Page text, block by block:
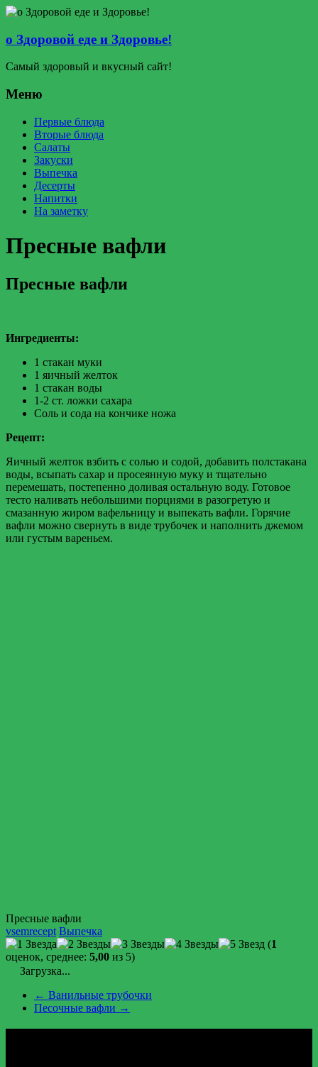
о Здоровой еде и Здоровье!
Самый здоровый и вкусный сайт!
Меню
Первые блюда
Вторые блюда
Салаты
Закуски
Выпечка
Десерты
Напитки
На заметку
Пресные вафли
Пресные вафли
Ингредиенты:
1 стакан муки
1 яичный желток
1 стакан воды
1-2 ст. ложки сахара
Соль и сода на кончике ножа
Рецепт:
Яичный желток взбить с солью и содой, добавить полстакана
воды, всыпать сахар и просеянную муку и тщательно
перемешать, постепенно доливая остальную воду. Готовое
тесто наливать небольшими порциями в разогретую и
смазанную жиром вафельницу и выпекать вафли. Горячие
вафли можно свернуть в виде трубочек и наполнить джемом
или густым вареньем.
Пресные вафли
vsemrecept Выпечка
(1
оценок, среднее: 5,00 из 5)
Загрузка...
← Ванильные трубочки
Песочные вафли →